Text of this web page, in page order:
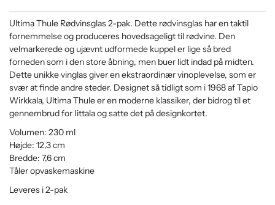
Ultima Thule Rødvinsglas 2-pak. Dette rødvinsglas har en taktil
fornemmelse og produceres hovedsageligt til rødvine. Den
velmarkerede og ujævnt udformede kuppel er lige så bred
forneden som i den store åbning, men buer lidt indad på midten.
Dette unikke vinglas giver en ekstraordinær vinoplevelse, som er
svær at finde andre steder. Designet så tidligt som i 1968 af Tapio
Wirkkala, Ultima Thule er en moderne klassiker, der bidrog til et
gennembrud for Iittala og satte det på designkortet.
Volumen: 230 ml
Højde: 12,3 cm
Bredde: 7,6 cm
Tåler opvaskemaskine
Leveres i 2-pak